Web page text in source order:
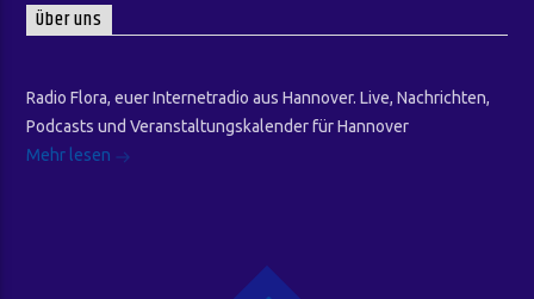
Über uns
Radio Flora, euer Internetradio aus Hannover. Live, Nachrichten,
Podcasts und Veranstaltungskalender für Hannover
Mehr lesen